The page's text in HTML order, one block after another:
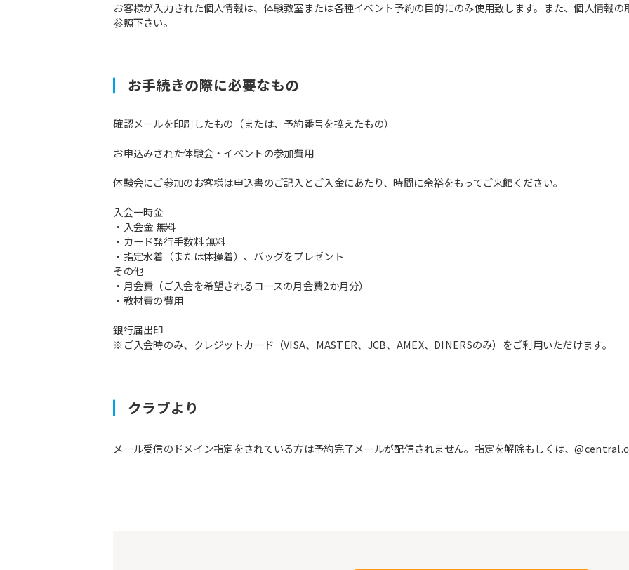
お客様が入力された個人情報は、体験教室または各種イベント予約の目的にのみ使用致します。また、個人情報
参照下さい。
お手続きの際に必要なもの
確認メールを印刷したもの（または、予約番号を控えたもの）
お申込みされた体験会・イベントの参加費用
体験会にご参加のお客様は申込書のご記入とご入金にあたり、時間に余裕をもってご来館ください。
入会一時金
・入会金 無料
・カード発行手数料 無料
・指定水着（または体操着）、バッグをプレゼント
その他
・月会費（ご入会を希望されるコースの月会費2か月分）
・教材費の費用
銀行届出印
※ご入会時のみ、クレジットカード（VISA、MASTER、JCB、AMEX、DINERSのみ）をご利用いただけます。
クラブより
メール受信のドメイン指定をされている方は予約完了メールが配信されません。指定を解除もしくは、
version of this website will be